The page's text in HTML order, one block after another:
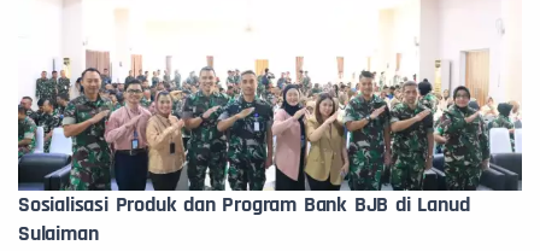
Sosialisasi Produk dan Program Bank BJB di Lanud
Sulaiman